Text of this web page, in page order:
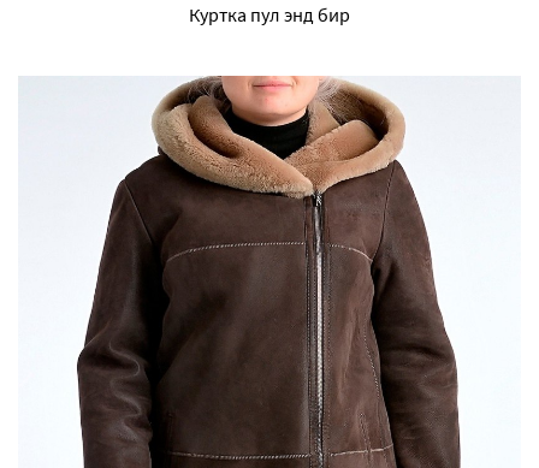
Куртка пул энд бир